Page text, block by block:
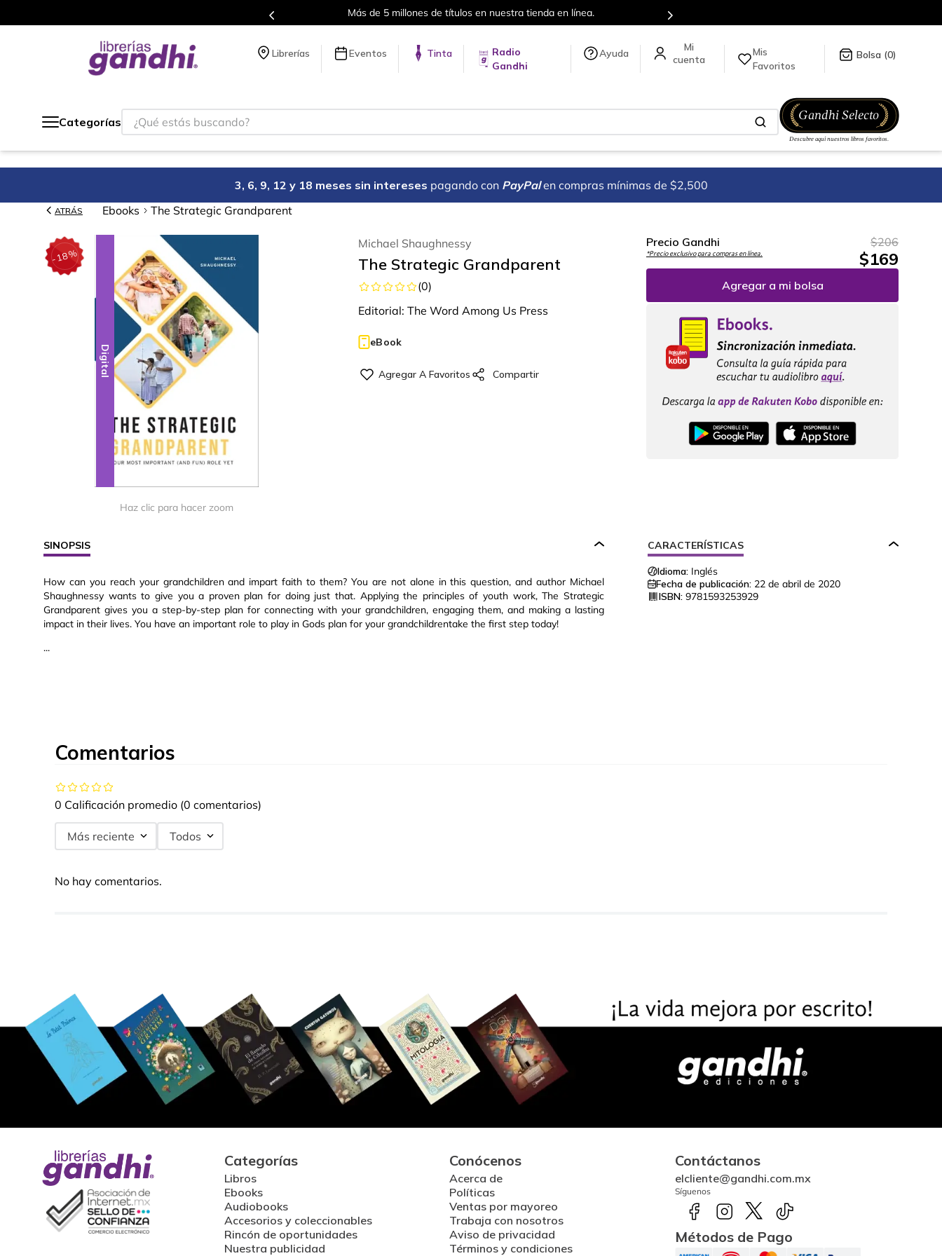
Más de 5 millones de títulos en nuestra tienda en línea.
Librerías Eventos Tinta
Radio
Gandhi
Ayuda
Mis
Favoritos
0
Categorías
¿Qué estás buscando?
3, 6, 9, 12 y 18 meses sin intereses pagando con PayPal en compras mínimas de $2,500
ATRÁS Ebooks The Strategic Grandparent
-18%
Digital
Haz clic para hacer zoom
Michael Shaughnessy
The Strategic Grandparent
(0)
Editorial: The Word Among Us Press
eBook
Precio Gandhi
*Precio exclusivo para compras en línea.
$206
$169
Agregar a mi bolsa
SINOPSIS
How can you reach your grandchildren and impart faith to them? You are not alone in this question, and author Michael
Shaughnessy wants to give you a proven plan for doing just that. Applying the principles of youth work, The Strategic
Grandparent gives you a step-by-step plan for connecting with your grandchildren, engaging them, and making a lasting
impact in their lives. You have an important role to play in Gods plan for your grandchildrentake the first step today!
...
CARACTERÍSTICAS
Idioma: Inglés
Fecha de publicación: 22 de abril de 2020
ISBN: 9781593253929
Comentarios
0 Calificación promedio (0 comentarios)
Más reciente Todos
No hay comentarios.
Categorías
Libros
Ebooks
Audiobooks
Accesorios y coleccionables
Rincón de oportunidades
Nuestra publicidad
Conócenos
Acerca de
Políticas
Ventas por mayoreo
Trabaja con nosotros
Aviso de privacidad
Términos y condiciones
Contáctanos
elcliente@gandhi.com.mx
Síguenos
Métodos de Pago